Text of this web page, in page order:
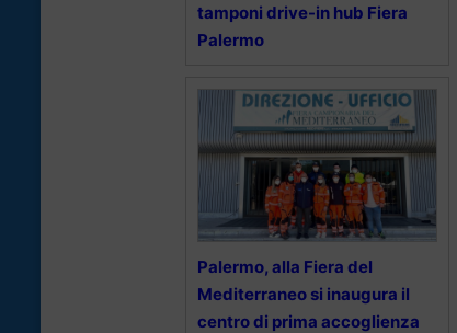
tamponi drive-in hub Fiera
Palermo
Palermo, alla Fiera del
Mediterraneo si inaugura il
centro di prima accoglienza